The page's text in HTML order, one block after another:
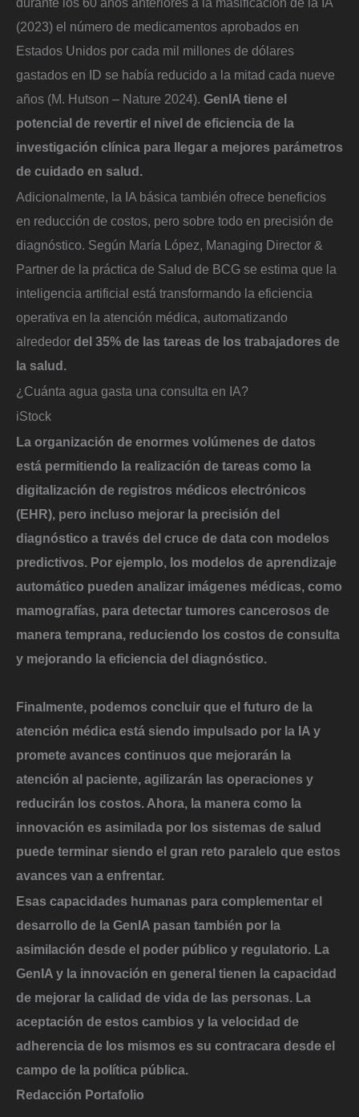
(2023) el número de medicamentos aprobados en
Estados Unidos por cada mil millones de dólares
gastados en ID se había reducido a la mitad cada nueve
años (M. Hutson – Nature 2024). GenIA tiene el
potencial de revertir el nivel de eficiencia de la
investigación clínica para llegar a mejores parámetros
de cuidado en salud.
Adicionalmente, la IA básica también ofrece beneficios
en reducción de costos, pero sobre todo en precisión de
diagnóstico. Según María López, Managing Director &
Partner de la práctica de Salud de BCG se estima que la
inteligencia artificial está transformando la eficiencia
operativa en la atención médica, automatizando
alrededor del 35% de las tareas de los trabajadores de
la salud.
¿Cuánta agua gasta una consulta en IA?
iStock
La organización de enormes volúmenes de datos
está permitiendo la realización de tareas como la
digitalización de registros médicos electrónicos
(EHR), pero incluso mejorar la precisión del
diagnóstico a través del cruce de data con modelos
predictivos. Por ejemplo, los modelos de aprendizaje
automático pueden analizar imágenes médicas, como
mamografías, para detectar tumores cancerosos de
manera temprana, reduciendo los costos de consulta
y mejorando la eficiencia del diagnóstico.
Finalmente, podemos concluir que el futuro de la
atención médica está siendo impulsado por la IA y
promete avances continuos que mejorarán la
atención al paciente, agilizarán las operaciones y
reducirán los costos. Ahora, la manera como la
innovación es asimilada por los sistemas de salud
puede terminar siendo el gran reto paralelo que estos
avances van a enfrentar.
Esas capacidades humanas para complementar el
desarrollo de la GenIA pasan también por la
asimilación desde el poder público y regulatorio. La
GenIA y la innovación en general tienen la capacidad
de mejorar la calidad de vida de las personas. La
aceptación de estos cambios y la velocidad de
adherencia de los mismos es su contracara desde el
campo de la política pública.
Redacción Portafolio